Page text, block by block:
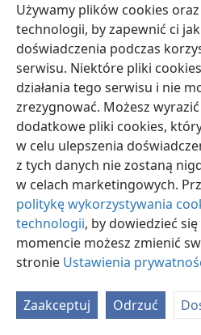
Używamy plików cookies
technologii, by zapewnić ci
doświadczenia podczas
serwisu. Niektóre pliki
działania tego serwisu i nie
zrezygnować. Możesz
dodatkowe pliki cookies,
w celu ulepszenia
z tych danych nie zostaną
w celach marketingowych.
politykę wykorzystywania
technologii, by dowiedzieć
momencie możesz zmienić
stronie Ustawienia
Zaakceptuj Odrzuć
polski
Copyright© 2026 Watch Tower Bible
Warunki użytkowania Polityka
JW.ORG